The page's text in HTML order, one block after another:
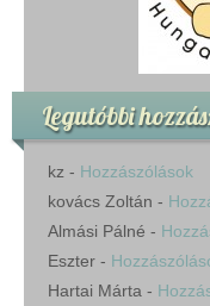
Legutóbbi
kz - Hozzászólások
kovács Zoltán -
Almási Pálné -
Eszter -
Hartai Márta -